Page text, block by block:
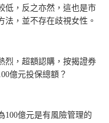
低，反之亦然，這也是市
法，並不存在歧視女性。
烈，超額認購，按揭證券
億元投保總額？
100億元是有風險管理的